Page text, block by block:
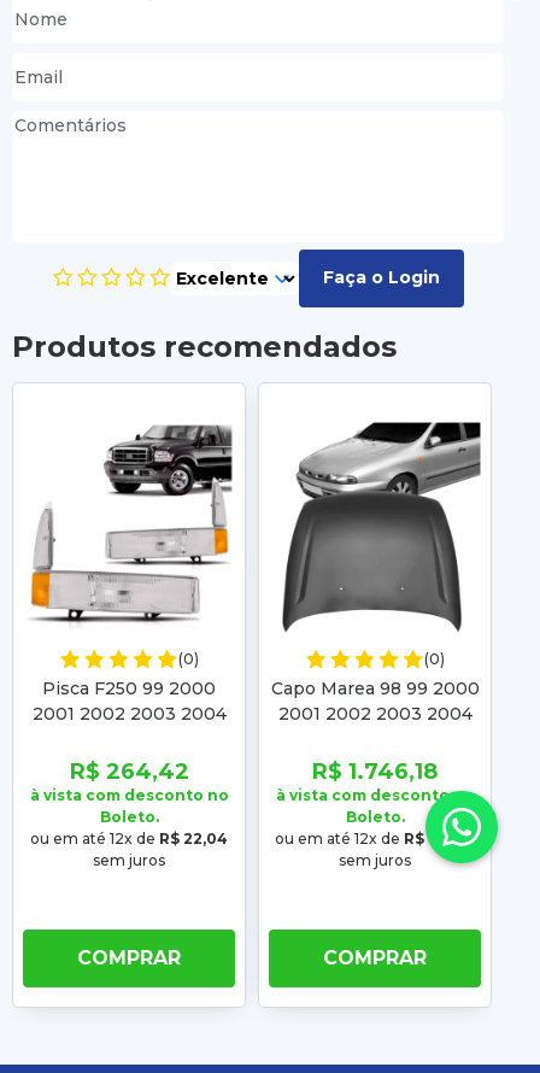
Faça o Login
Produtos recomendados
(0)
Pisca F250 99 2000
2001 2002 2003 2004
Ambar
R$ 264,42
à vista com desconto no
Boleto.
ou em até 12x de R$ 22,04
sem juros
COMPRAR
(0)
Capo Marea 98 99 2000
2001 2002 2003 2004
99 2000 2001 2002
2003
R$ 1.746,18
à vista com desconto no
Boleto.
ou em até 12x de R$ 145,52
sem juros
COMPRAR